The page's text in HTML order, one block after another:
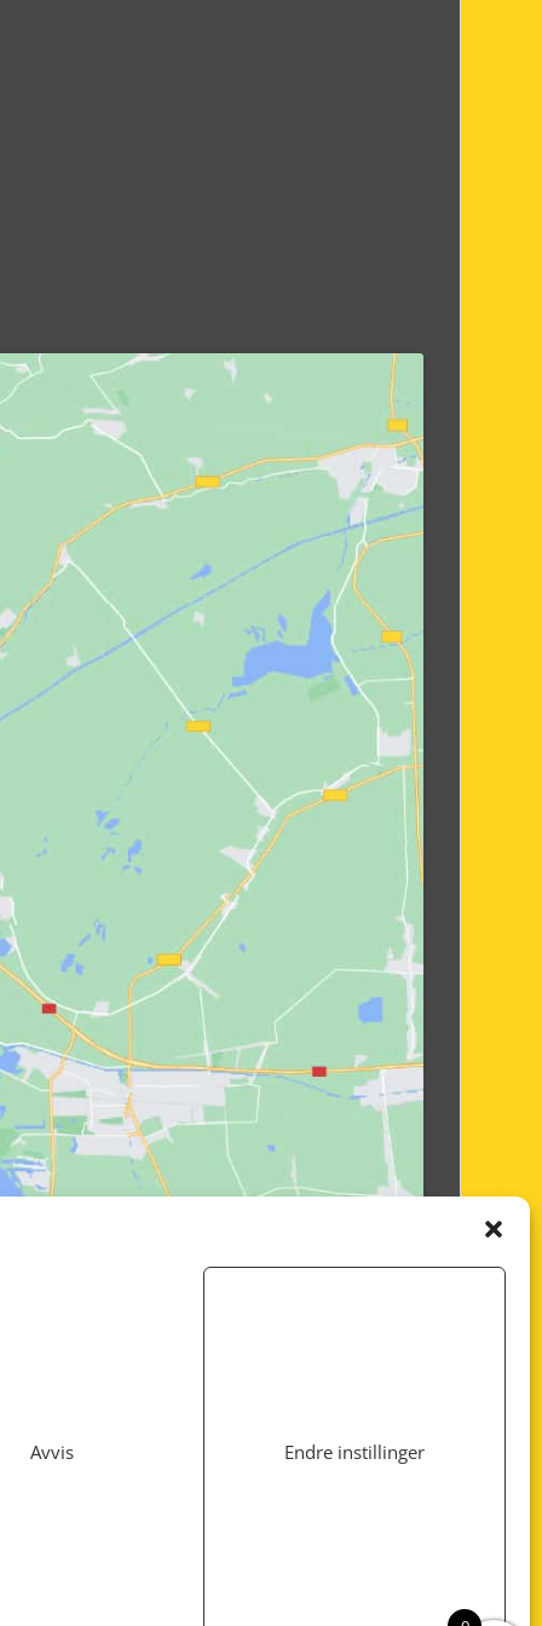
Avvis Endre instillinger